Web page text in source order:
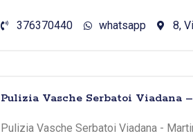
376370440 whatsapp 8,
Pulizia Vasche Serbatoi Viadana
Pulizia Vasche Serbatoi Viadana -